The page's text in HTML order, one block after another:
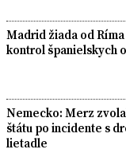
Madrid žiada od
kontrol španielskych
Nemecko: Merz
štátu po incidente s
lietadle